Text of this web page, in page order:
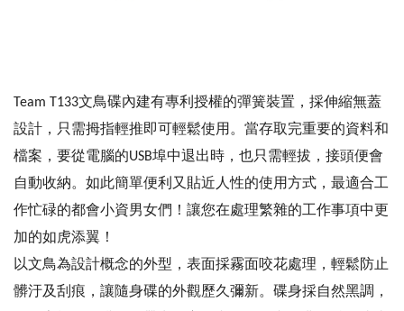
Team T133文鳥碟內建有專利授權的彈簧裝置，採伸縮無蓋
設計，只需拇指輕推即可輕鬆使用。當存取完重要的資料和
檔案，要從電腦的USB埠中退出時，也只需輕拔，接頭便會
自動收納。如此簡單便利又貼近人性的使用方式，最適合工
作忙碌的都會小資男女們！讓您在處理繁雜的工作事項中更
加的如虎添翼！
以文鳥為設計概念的外型，表面採霧面咬花處理，輕鬆防止
髒汙及刮痕，讓隨身碟的外觀歷久彌新。碟身採自然黑調，